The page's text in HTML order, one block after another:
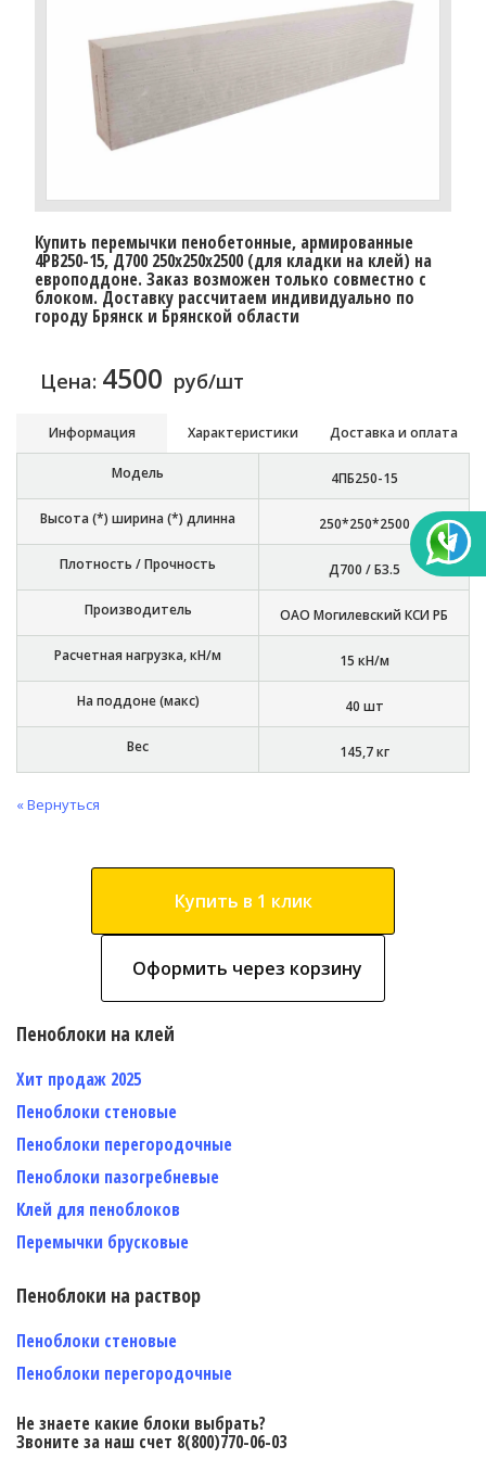
Купить перемычки пенобетонные, армированные
4PB250-15, Д700 250х250х2500 (для кладки на клей) на
европоддоне. Заказ возможен только совместно с
блоком. Доставку расcчитаем индивидуально по
городу Брянск и Брянской области
Цена: 4500 руб/шт
Информация Характеристики Доставка и оплата
Модель 4ПБ250-15
Высота (*) ширина (*) длинна 250*250*2500
Плотность / Прочность Д700 / Б3.5
Производитель ОАО Могилевский КСИ РБ
Расчетная нагрузка, кН/м 15 кН/м
На поддоне (макс) 40 шт
Вес 145,7 кг
« Вернуться
Купить в 1 клик
Оформить через корзину
Пеноблоки на клей
Хит продаж 2025
Пеноблоки стеновые
Пеноблоки перегородочные
Пеноблоки пазогребневые
Клей для пеноблоков
Перемычки брусковые
Пеноблоки на раствор
Пеноблоки стеновые
Пеноблоки перегородочные
Не знаете какие блоки выбрать?
Звоните за наш счет 8(800)770-06-03